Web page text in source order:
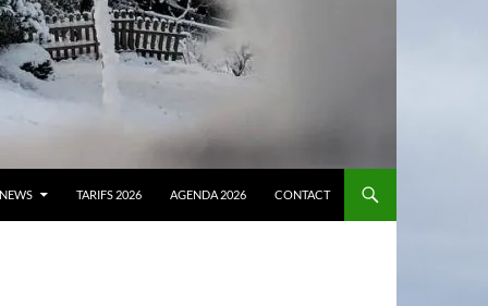
NEWS TARIFS 2026 AGENDA 2026 CONTACT